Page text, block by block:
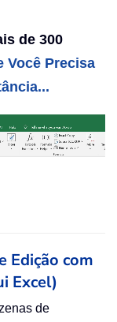
de 300
Você Precisa
Edição com
Excel)
de